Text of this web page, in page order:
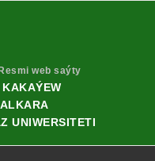
Resmi web saýty
UNIWERSITETI